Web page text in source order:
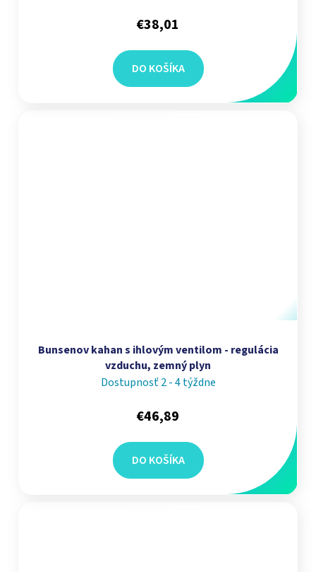
€38,01
DO KOŠÍKA
Bunsenov kahan s ihlovým ventilom - regulácia
vzduchu, zemný plyn
Dostupnosť 2 - 4 týždne
€46,89
DO KOŠÍKA